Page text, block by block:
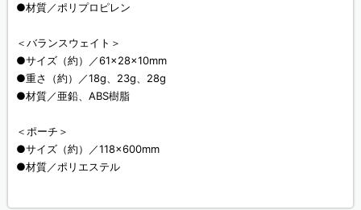
●材質／ポリプロピレン
＜バランスウェイト＞
●サイズ（約）／61×28×10mm
●重さ（約）／18g、23g、28g
●材質／亜鉛、ABS樹脂
＜ポーチ＞
●サイズ（約）／118×600mm
●材質／ポリエステル